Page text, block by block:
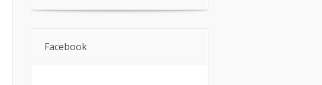
Facebook